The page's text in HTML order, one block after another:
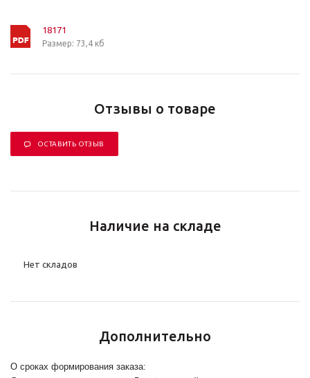
18171
Размер: 73,4 кб
Отзывы о товаре
ОСТАВИТЬ ОТЗЫВ
Наличие на складе
Нет складов
Дополнительно
О сроках формирования заказа: